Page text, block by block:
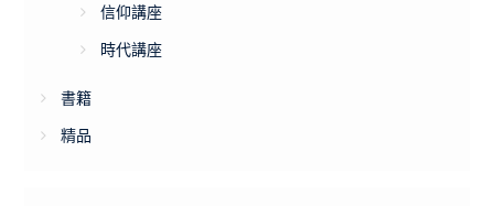
信仰講座
時代講座
書籍
精品